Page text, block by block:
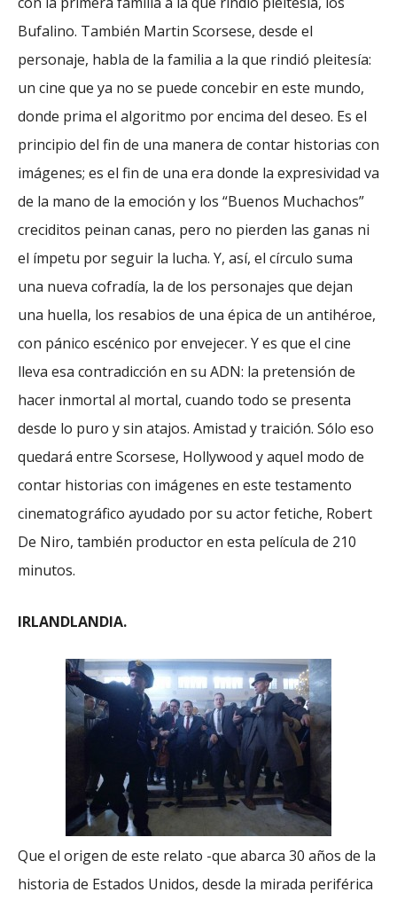
Bufalino. También Martin Scorsese, desde el
personaje, habla de la familia a la que rindió pleitesía:
un cine que ya no se puede concebir en este mundo,
donde prima el algoritmo por encima del deseo. Es el
principio del fin de una manera de contar historias con
imágenes; es el fin de una era donde la expresividad va
de la mano de la emoción y los “Buenos Muchachos”
creciditos peinan canas, pero no pierden las ganas ni
el ímpetu por seguir la lucha. Y, así, el círculo suma
una nueva cofradía, la de los personajes que dejan
una huella, los resabios de una épica de un antihéroe,
con pánico escénico por envejecer. Y es que el cine
lleva esa contradicción en su ADN: la pretensión de
hacer inmortal al mortal, cuando todo se presenta
desde lo puro y sin atajos. Amistad y traición. Sólo eso
quedará entre Scorsese, Hollywood y aquel modo de
contar historias con imágenes en este testamento
cinematográfico ayudado por su actor fetiche, Robert
De Niro, también productor en esta película de 210
minutos.
IRLANDLANDIA.
Que el origen de este relato -que abarca 30 años de la
historia de Estados Unidos,­ desde la mirada periférica